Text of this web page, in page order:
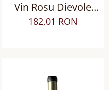
Vin Rosu Dievole
Tocca le Stelle Chianti
Classico DOCG sec
182,01 RON